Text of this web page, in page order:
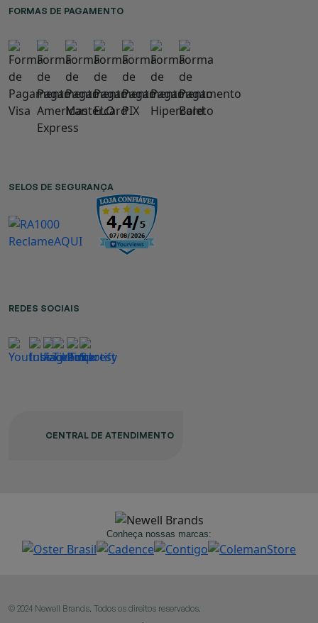
FORMAS DE PAGAMENTO
SELOS DE SEGURANÇA
REDES SOCIAIS
CENTRAL DE ATENDIMENTO
Conheça nossas marcas:
© 2024 Newell Brands. Todos os direitos reservados.